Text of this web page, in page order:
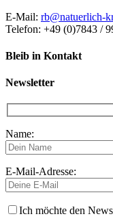
E-Mail: rb@natuerlich-
Telefon: +49 (0)7843 /
Bleib in Kontakt
Newsletter
Name:
E-Mail-Adresse:
Ich möchte den